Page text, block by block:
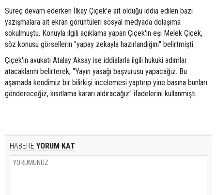
Süreç devam ederken İlkay Çiçek'e ait olduğu iddia edilen bazı
yazışmalara ait ekran görüntüleri sosyal medyada dolaşıma
sokulmuştu. Konuyla ilgili açıklama yapan Çiçek'in eşi Melek Çiçek,
söz konusu görsellerin "yapay zekayla hazırlandığını" belirtmişti.
Çiçek'in avukatı Atalay Aksay ise iddialarla ilgili hukuki adımlar
atacaklarını belirterek, "Yayın yasağı başvurusu yapacağız. Bu
aşamada kendimiz bir bilirkişi incelemesi yaptırıp yine basına bunları
göndereceğiz, kısıtlama kararı aldıracağız" ifadelerini kullanmıştı.
HABERE YORUM KAT